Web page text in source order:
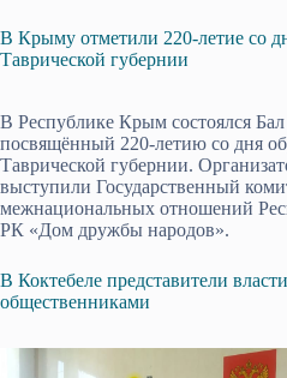
В Крыму отметили 220-летие со
Таврической губернии
В Республике Крым состоялся
посвящённый 220-летию со дня
Таврической губернии.
выступили Государственный
межнациональных отношений
РК «Дом дружбы народов».
В Коктебеле представители
общественниками